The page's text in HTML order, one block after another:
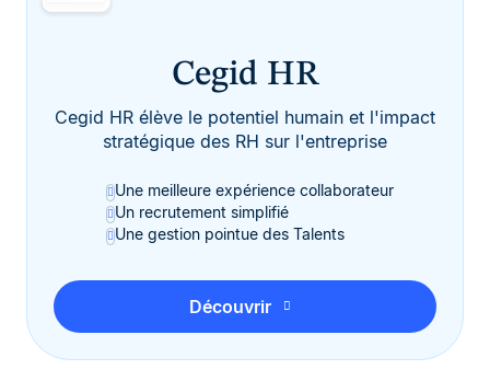
Cegid HR
Cegid HR élève le potentiel humain et l'impact
stratégique des RH sur l'entreprise
Une meilleure expérience collaborateur
Un recrutement simplifié
Une gestion pointue des Talents
Découvrir